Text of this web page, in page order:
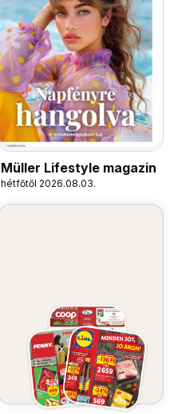
Müller Lifestyle magazin
hétfőtől 2026.08.03.